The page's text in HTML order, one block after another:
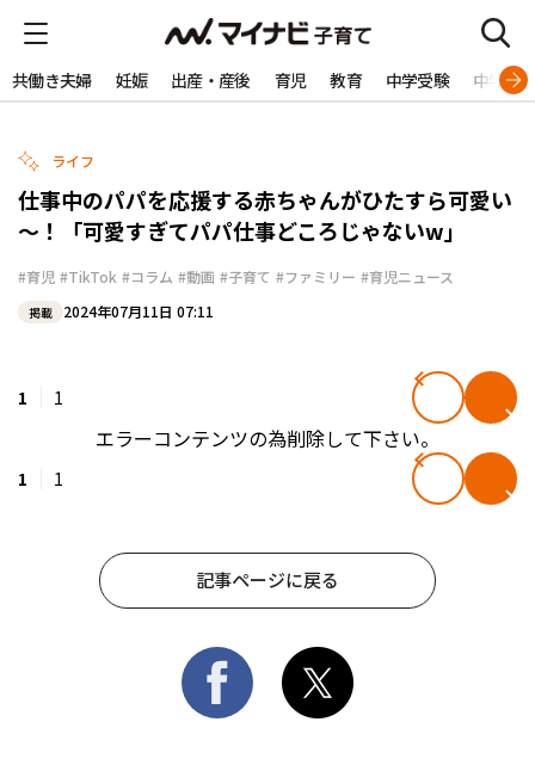
共働き夫婦 妊娠 出産・産後 育児 教育 中学受験 中学生
ライフ
仕事中のパパを応援する赤ちゃんがひたすら可愛い
～！「可愛すぎてパパ仕事どころじゃないw」
#育児 #TikTok #コラム #動画 #子育て #ファミリー #育児ニュース
掲載 2024年07月11日 07:11
1 1
エラーコンテンツの為削除して下さい。
1 1
記事ページに戻る